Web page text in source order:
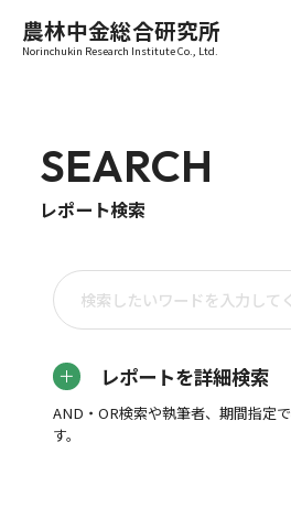
農林中金総合研究所
Norinchukin Research Institute Co., Ltd.
SEARCH
レポート検索
レポートを詳細検索
AND・OR検索や執筆者、期間指定
す。